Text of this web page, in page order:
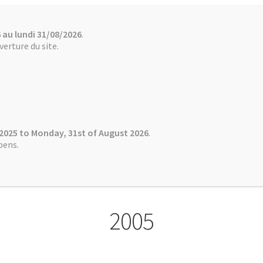
Boutique / Online Store
2005
lundi 31/08/2026.
du site.
to Monday, 31st of August 2026.